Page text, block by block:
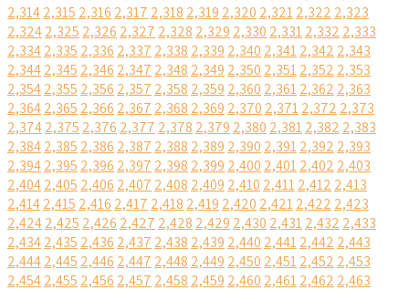
2,3142,315 2,316 2,317 2,318 2,319 2,320 2,3212,322 2,323
2,3242,325 2,326 2,327 2,328 2,329 2,330 2,3312,332 2,333
2,3342,335 2,336 2,337 2,338 2,339 2,340 2,3412,342 2,343
2,3442,345 2,346 2,347 2,348 2,349 2,350 2,3512,352 2,353
2,3542,355 2,356 2,357 2,358 2,359 2,360 2,3612,362 2,363
2,3642,365 2,366 2,367 2,368 2,369 2,370 2,3712,372 2,373
2,3742,375 2,376 2,377 2,378 2,379 2,380 2,3812,382 2,383
2,3842,385 2,386 2,387 2,388 2,389 2,390 2,3912,392 2,393
2,3942,395 2,396 2,397 2,398 2,399 2,400 2,4012,402 2,403
2,4042,405 2,406 2,407 2,408 2,409 2,410 2,4112,412 2,413
2,4142,415 2,416 2,417 2,418 2,419 2,420 2,4212,422 2,423
2,4242,425 2,426 2,427 2,428 2,429 2,430 2,4312,432 2,433
2,4342,435 2,436 2,437 2,438 2,439 2,440 2,4412,442 2,443
2,4442,445 2,446 2,447 2,448 2,449 2,450 2,4512,452 2,453
2,4542,455 2,456 2,457 2,458 2,459 2,460 2,4612,462 2,463